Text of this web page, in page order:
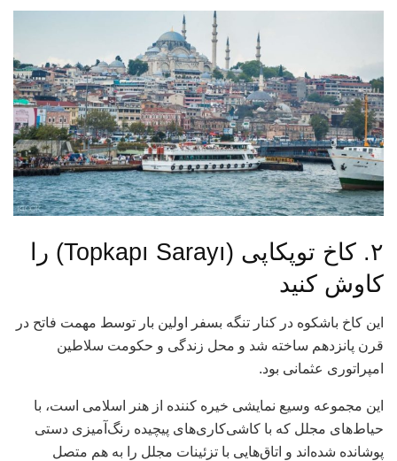
۲. کاخ توپکاپی (Topkapı Sarayı) را
کاوش کنید
این کاخ باشکوه در کنار تنگه بسفر اولین بار توسط مهمت فاتح در
قرن پانزدهم ساخته شد و محل زندگی و حکومت سلاطین
امپراتوری عثمانی بود.
این مجموعه وسیع نمایشی خیره کننده از هنر اسلامی است، با
حیاط‌های مجلل که با کاشی‌کاری‌های پیچیده رنگ‌آمیزی دستی
پوشانده شده‌اند و اتاق‌هایی با تزئینات مجلل را به هم متصل